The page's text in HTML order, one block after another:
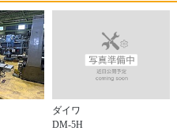
ダイワ
DM-5H